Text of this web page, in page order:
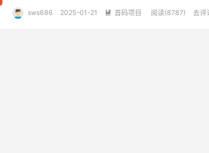
牌影...sws686 2025-01-21  首码项目 阅读(8787) 去评